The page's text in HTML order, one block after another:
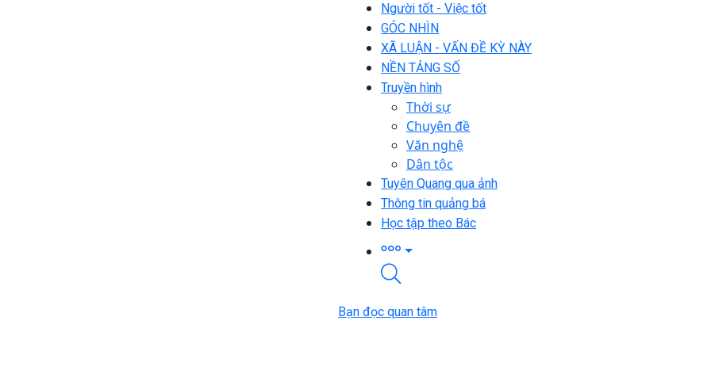
Người tốt - Việc tốt
GÓC NHÌN
XÃ LUẬN - VẤN ĐỀ KỲ NÀY
NỀN TẢNG SỐ
Truyền hình
Thời sự
Chuyên đề
Văn nghệ
Dân tộc
Tuyên Quang qua ảnh
Thông tin quảng bá
Học tập theo Bác
Bạn đọc quan tâm